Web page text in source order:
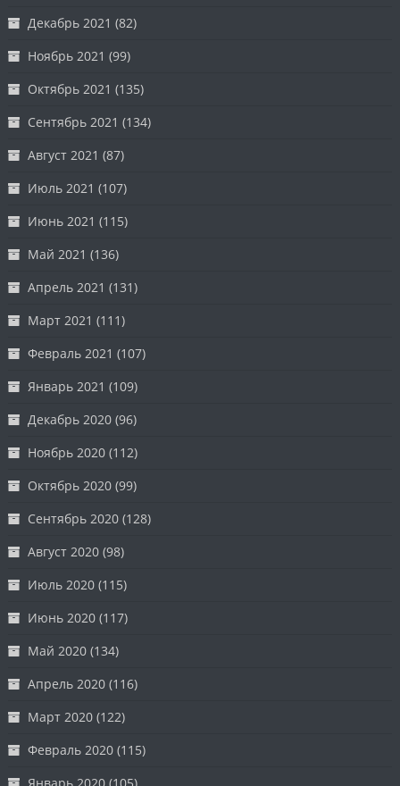
Декабрь 2021 (82)
Ноябрь 2021 (99)
Октябрь 2021 (135)
Сентябрь 2021 (134)
Август 2021 (87)
Июль 2021 (107)
Июнь 2021 (115)
Май 2021 (136)
Апрель 2021 (131)
Март 2021 (111)
Февраль 2021 (107)
Январь 2021 (109)
Декабрь 2020 (96)
Ноябрь 2020 (112)
Октябрь 2020 (99)
Сентябрь 2020 (128)
Август 2020 (98)
Июль 2020 (115)
Июнь 2020 (117)
Май 2020 (134)
Апрель 2020 (116)
Март 2020 (122)
Февраль 2020 (115)